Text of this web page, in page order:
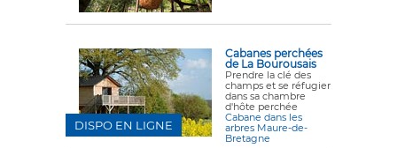
Cabanes perchées
de La Bourousais
Prendre la clé des
champs et se réfugier
dans sa chambre
d'hôte perchée
Cabane dans les
arbres Maure-de-
Bretagne
DISPO EN LIGNE